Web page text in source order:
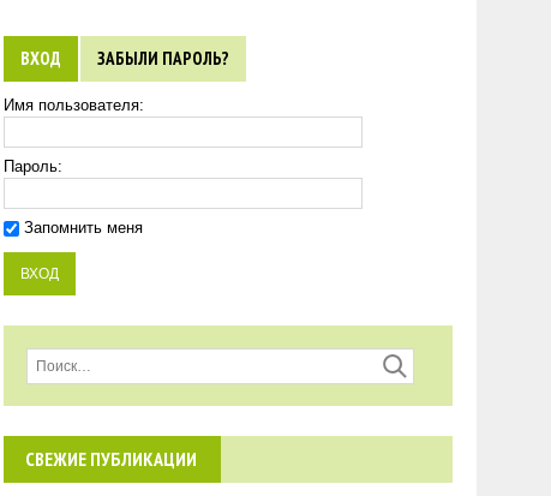
ВХОД ЗАБЫЛИ ПАРОЛЬ?
Имя пользователя:
Пароль:
Запомнить меня
СВЕЖИЕ ПУБЛИКАЦИИ